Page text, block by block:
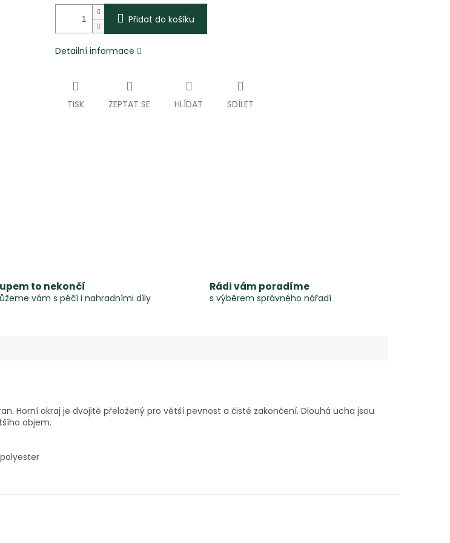
Přidat do košíku
Detailní informace
TISK ZEPTAT SE HLÍDAT SDÍLET
to nekončí
vám s péčí i nahradními díly
Rádi vám poradíme
s výběrem správného nářadí
Horní okraj je dvojitě přeložený pro větší pevnost a čisté zakončení. Dlouhá ucha jsou
objem.